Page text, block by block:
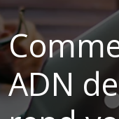
ADN